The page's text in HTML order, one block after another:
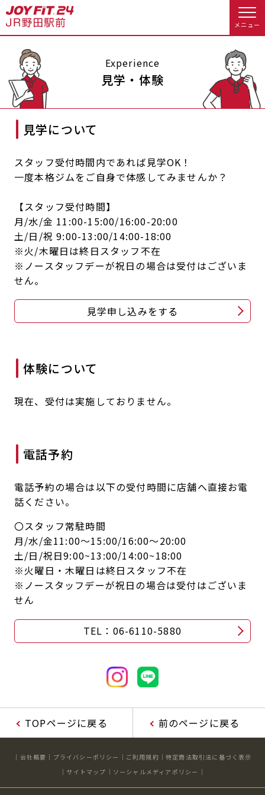
メニュー
店舗トップ
会員の方へトップ
会員様へのお知らせ 予約する
アクセス 店舗情報・サービス
よくあるご質問 店舗へのお問い合わせ
入会のお手続きをする
Appで入会手続き料金・サービス等詳しく見る
入会を悩まれている方へトップ
キャンペーン
店舗情報・サービス
よくあるご質問
JOYFIT総合トップ JOYFIT
JOYFIT+ 店舗を探す
Experience
見学・体験
見学について
スタッフ受付時間内であれば見学OK！
一度本格ジムをご自身で体感してみませんか？
【スタッフ受付時間】
月/水/金 11:00-15:00/16:00-20:00
土/日/祝 9:00-13:00/14:00-18:00
※火/木曜日は終日スタッフ不在
※ノースタッフデーが祝日の場合は受付はございま
せん。
見学申し込みをする
体験について
現在、受付は実施しておりません。
電話予約
電話予約の場合は以下の受付時間に店舗へ直接お電
話ください。
〇スタッフ常駐時間
月/水/金11:00～15:00/16:00～20:00
土/日/祝日9:00~13:00/14:00~18:00
※火曜日・木曜日は終日スタッフ不在
※ノースタッフデーが祝日の場合は受付はございま
せん
TEL：06-6110-5880
TOPページに戻る 前のページに戻る
会社概要 プライバシーポリシー ご利用規約
特定商法取引法に基づく表示
サイトマップ
ソーシャルメディアポリシー